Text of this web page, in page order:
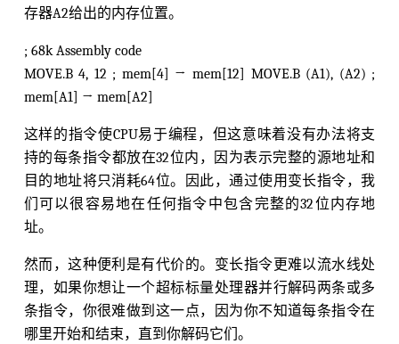
存器A2给出的内存位置。
; 68k Assembly code
MOVE.B 4, 12 ; mem[4] → mem[12] MOVE.B (A1), (A2) ;
mem[A1] → mem[A2]
这样的指令使CPU易于编程，但这意味着没有办法将支
持的每条指令都放在32位内，因为表示完整的源地址和
目的地址将只消耗64位。因此，通过使用变长指令，我
们可以很容易地在任何指令中包含完整的32位内存地
址。
然而，这种便利是有代价的。变长指令更难以流水线处
理，如果你想让一个超标标量处理器并行解码两条或多
条指令，你很难做到这一点，因为你不知道每条指令在
哪里开始和结束，直到你解码它们。